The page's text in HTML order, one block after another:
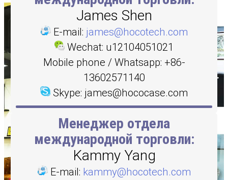
James Shen
E-mail: james@hocotech.com
Wechat: u12104051021
Mobile phone / Whatsapp: +86-
13602571140
Skype: james@hococase.com
Менеджер отдела
международной торговли:
Kammy Yang
E-mail: kammy@hocotech.com